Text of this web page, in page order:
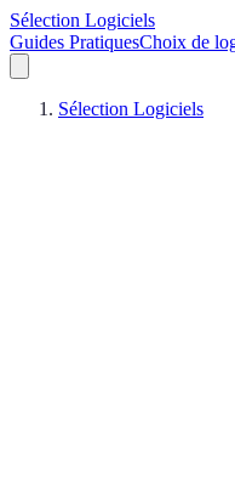
Sélection Logiciels
Guides PratiquesChoix de
Sélection Logiciels